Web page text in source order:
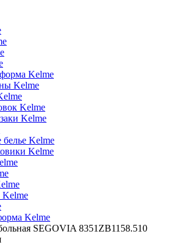
Kelme
Kelme
Kelme
Kelme
Kelme
Kelme
Kelme
Kelme
SEGOVIA 8351ZB1158.510